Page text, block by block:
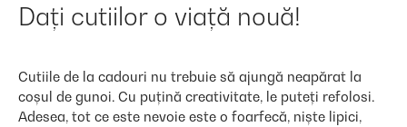
Dați cutiilor o viață nouă!
Cutiile de la cadouri nu trebuie să ajungă neapărat la
coșul de gunoi. Cu puțină creativitate, le puteți refolosi.
Adesea, tot ce este nevoie este o foarfecă, niște lipici,